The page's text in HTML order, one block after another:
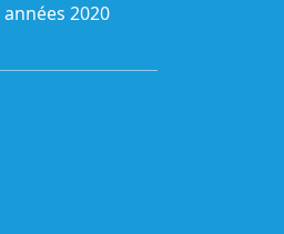
2020